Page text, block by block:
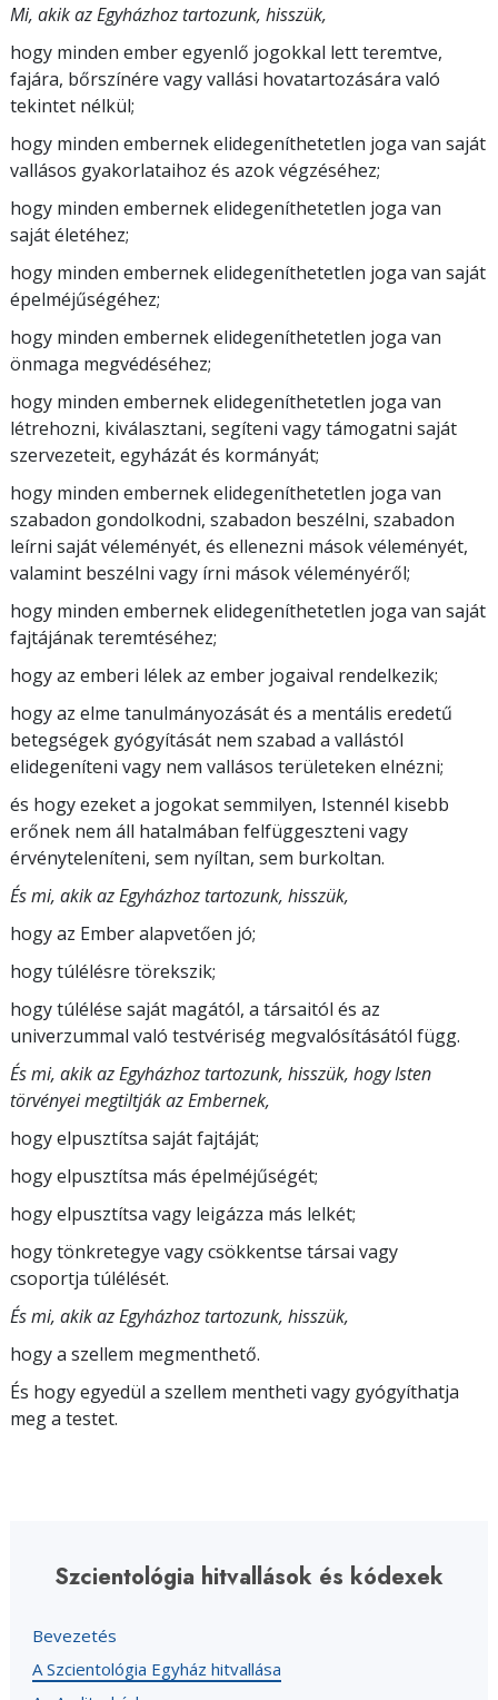
Mi, akik az Egyházhoz tartozunk, hisszük,
hogy minden ember egyenlő jogokkal lett teremtve,
fajára, bőrszínére vagy vallási hovatartozására való
tekintet nélkül;
hogy minden embernek elidegeníthetetlen joga van saját
vallásos gyakorlataihoz és azok végzéséhez;
hogy minden embernek elidegeníthetetlen joga van
saját életéhez;
hogy minden embernek elidegeníthetetlen joga van saját
épelméjűségéhez;
hogy minden embernek elidegeníthetetlen joga van
önmaga megvédéséhez;
hogy minden embernek elidegeníthetetlen joga van
létrehozni, kiválasztani, segíteni vagy támogatni saját
szervezeteit, egyházát és kormányát;
hogy minden embernek elidegeníthetetlen joga van
szabadon gondolkodni, szabadon beszélni, szabadon
leírni saját véleményét, és ellenezni mások véleményét,
valamint beszélni vagy írni mások véleményéről;
hogy minden embernek elidegeníthetetlen joga van saját
fajtájának teremtéséhez;
hogy az emberi lélek az ember jogaival rendelkezik;
hogy az elme tanulmányozását és a mentális eredetű
betegségek gyógyítását nem szabad a vallástól
elidegeníteni vagy nem vallásos területeken elnézni;
és hogy ezeket a jogokat semmilyen, Istennél kisebb
erőnek nem áll hatalmában felfüggeszteni vagy
érvényteleníteni, sem nyíltan, sem burkoltan.
És mi, akik az Egyházhoz tartozunk, hisszük,
hogy az Ember alapvetően jó;
hogy túlélésre törekszik;
hogy túlélése saját magától, a társaitól és az
univerzummal való testvériség megvalósításától függ.
És mi, akik az Egyházhoz tartozunk, hisszük, hogy Isten
törvényei megtiltják az Embernek,
hogy elpusztítsa saját fajtáját;
hogy elpusztítsa más épelméjűségét;
hogy elpusztítsa vagy leigázza más lelkét;
hogy tönkretegye vagy csökkentse társai vagy
csoportja túlélését.
És mi, akik az Egyházhoz tartozunk, hisszük,
hogy a szellem megmenthető.
És hogy egyedül a szellem mentheti vagy gyógyíthatja
meg a testet.
Szcientológia hitvallások és kódexek
Bevezetés
A Szcientológia Egyház hitvallása